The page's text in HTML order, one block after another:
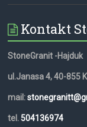
Kontakt
StoneGranit -Hajduk
ul.Janasa 4, 40-855
mail:
tel. 504136974